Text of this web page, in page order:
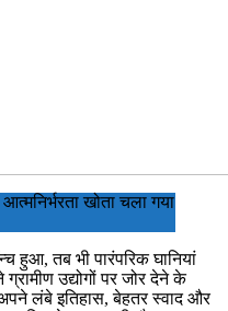
खोता चला गया
हुआ, तब भी पारंपरिक घानियां
उद्योगों पर जोर देने के
लंबे इतिहास, बेहतर स्वाद और